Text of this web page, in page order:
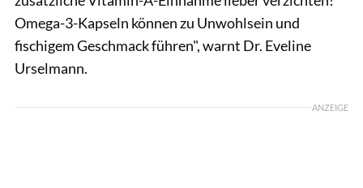
Omega-3-Kapseln können zu Unwohlsein und
fischigem Geschmack führen", warnt Dr. Eveline
Urselmann.
ANZEIGE